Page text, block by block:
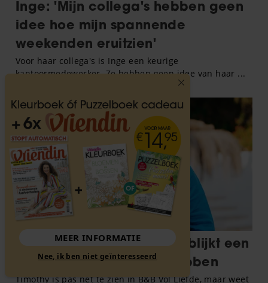
MEER INFORMATIE
Nee, ik ben niet geïnteresseerd